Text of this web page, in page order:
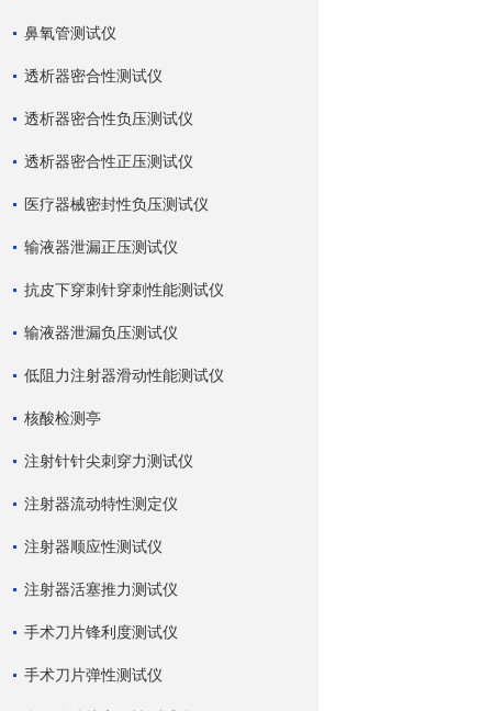
鼻氧管测试仪
透析器密合性测试仪
透析器密合性负压测试仪
透析器密合性正压测试仪
医疗器械密封性负压测试仪
输液器泄漏正压测试仪
抗皮下穿刺针穿刺性能测试仪
输液器泄漏负压测试仪
低阻力注射器滑动性能测试仪
核酸检测亭
注射针针尖刺穿力测试仪
注射器流动特性测定仪
注射器顺应性测试仪
注射器活塞推力测试仪
手术刀片锋利度测试仪
手术刀片弹性测试仪